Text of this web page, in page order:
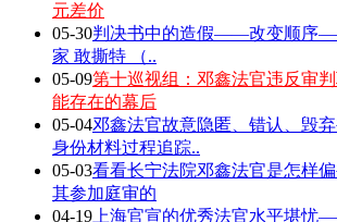
元差价
05-30判决书中的造假——改变顺序
家 敢撕特 （..
05-09第十巡视组：邓鑫法官违反审
能存在的幕后
05-04邓鑫法官故意隐匿、错认、毁
身份材料过程追踪..
05-03看看长宁法院邓鑫法官是怎样
其参加庭审的
04-19 上海官宣的优秀法官水平堪忧